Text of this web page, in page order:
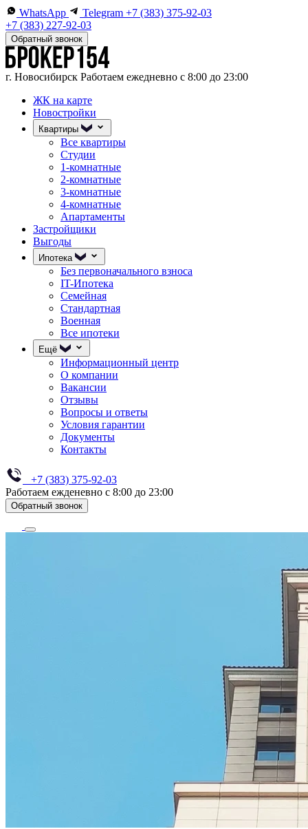
WhatsApp Telegram +7 (383) 375-92-03
+7 (383) 227-92-03
Обратный звонок
г. Новосибирск Работаем ежедневно с 8:00 до 23:00
ЖК на карте
Новостройки
Квартиры
Все квартиры
Студии
1-комнатные
2-комнатные
3-комнатные
4-комнатные
Апартаменты
Застройщики
Выгоды
Ипотека
Без первоначального взноса
IT-Ипотека
Семейная
Стандартная
Военная
Все ипотеки
Ещё
Информационный центр
О компании
Вакансии
Отзывы
Вопросы и ответы
Условия гарантии
Документы
Контакты
+7 (383) 375-92-03
Работаем ежденевно с 8:00 до 23:00
Обратный звонок